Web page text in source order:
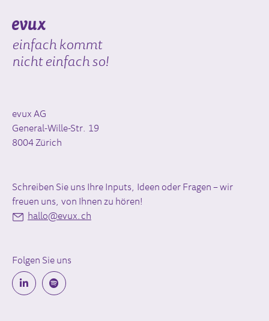
einfach kommt
nicht einfach so!
evux AG
General-Wille-Str. 19
8004 Zürich
Schreiben Sie uns Ihre Inputs, Ideen oder Fragen – wir
freuen uns, von Ihnen zu hören!
hallo@evux.ch
Folgen Sie uns